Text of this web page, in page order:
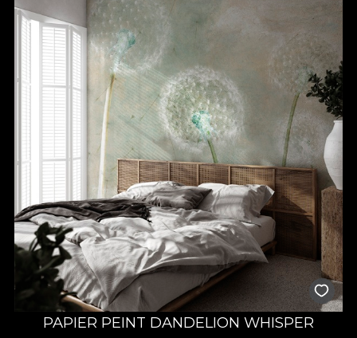
PAPIER PEINT DANDELION WHISPER